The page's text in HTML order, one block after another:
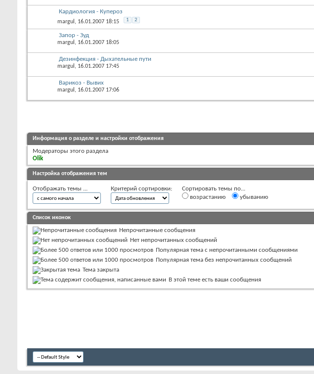
Кардиология - Купероз
margul , 16.01.2007 18:15 1 2
Запор - Зуд
margul , 16.01.2007 18:05
Дезинфекция - Дыхательные пути
margul , 16.01.2007 17:45
Варикоз - Вывих
margul , 16.01.2007 17:06
Информация о разделе и настройки отображения
Модераторы этого раздела
Olik
Настройка отображения тем
Отображать темы ... Критерий сортировки:
Сортировать темы по...
возрастанию
убыванию
Список иконок
Непрочитанные сообщения
Нет непрочитанных сообщений
Популярная тема с непрочитанными сообщениями
Популярная тема без непрочитанных сообщений
Тема закрыта
В этой теме есть ваши сообщения